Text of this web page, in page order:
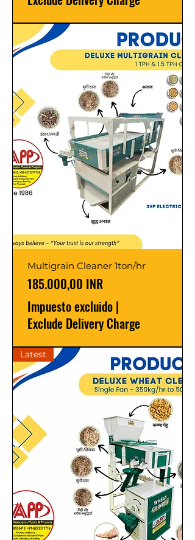
Multigrain Cleaner 1ton/hr
Precio
185.000,00 INR
Impuesto excluido |
Exclude Delivery Charge
Latest